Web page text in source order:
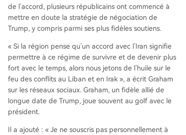
de l’accord, plusieurs républicains ont commencé à
mettre en doute la stratégie de négociation de
Trump, y compris parmi ses plus fidèles soutiens.
« Si la région pense qu’un accord avec l’Iran signifie
permettre à ce régime de survivre et de devenir plus
fort avec le temps, alors nous jetons de l’huile sur le
feu des conflits au Liban et en Irak », a écrit Graham
sur les réseaux sociaux. Graham, un fidèle allié de
longue date de Trump, joue souvent au golf avec le
président.
Il a ajouté : « Je ne souscris pas personnellement à